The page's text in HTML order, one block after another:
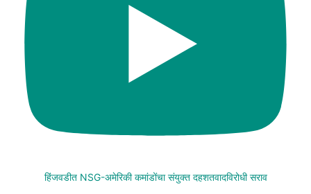
हिंजवडीत NSG-अमेरिकी कमांडोंचा संयुक्त दहशतवादविरोधी सराव